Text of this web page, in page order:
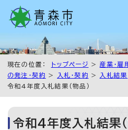
現在の位置： トップページ > 産業・雇
の発注・契約
> 入札・契約 > 入札結果
令和4年度入札結果（物品）
令和4年度入札結果（